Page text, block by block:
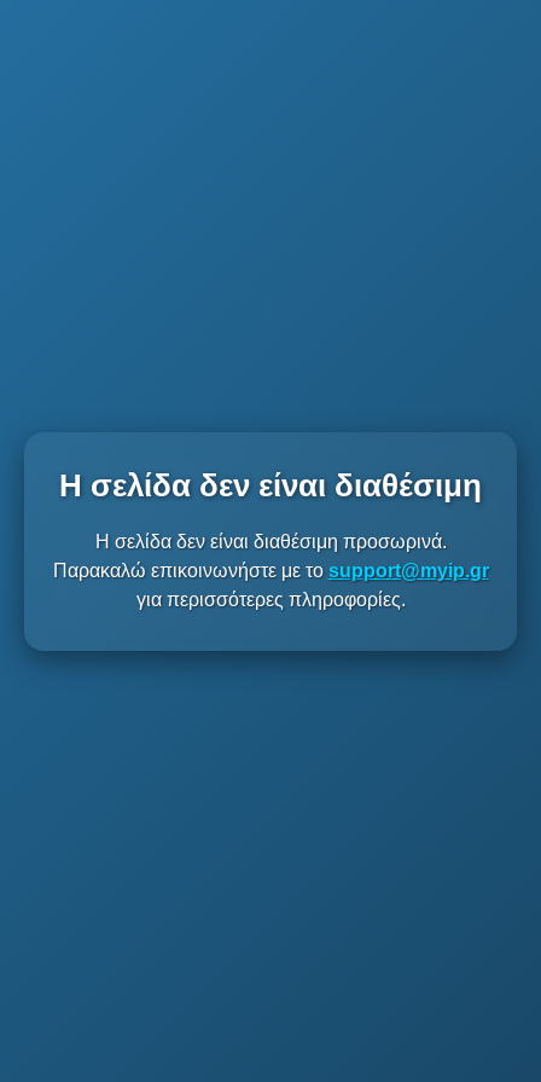
Η σελίδα δεν είναι διαθέσιμη
Η σελίδα δεν είναι διαθέσιμη προσωρινά.
Παρακαλώ επικοινωνήστε με το support@myip.gr
για περισσότερες πληροφορίες.